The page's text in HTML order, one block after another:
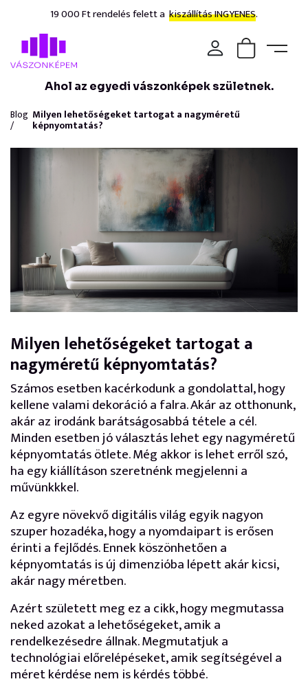
19 000 Ft rendelés felett a kiszállítás INGYENES.
Ahol az egyedi vászonképek születnek.
Blog
/
Milyen lehetőségeket tartogat a nagyméretű
képnyomtatás?
Milyen lehetőségeket tartogat a
nagyméretű képnyomtatás?
Számos esetben kacérkodunk a gondolattal, hogy
kellene valami dekoráció a falra. Akár az otthonunk,
akár az irodánk barátságosabbá tétele a cél.
Minden esetben jó választás lehet egy nagyméretű
képnyomtatás ötlete. Még akkor is lehet erről szó,
ha egy kiállításon szeretnénk megjelenni a
művünkkkel.
Az egyre növekvő digitális világ egyik nagyon
szuper hozadéka, hogy a nyomdaipart is erősen
érinti a fejlődés. Ennek köszönhetően a
képnyomtatás is új dimenzióba lépett akár kicsi,
akár nagy méretben.
Azért született meg ez a cikk, hogy megmutassa
neked azokat a lehetőségeket, amik a
rendelkezésedre állnak. Megmutatjuk a
technológiai előrelépéseket, amik segítségével a
méret kérdése nem is kérdés többé.